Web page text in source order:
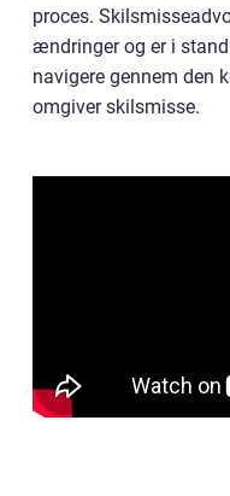
proces.
ændringer og er i
navigere gennem den
omgiver skilsmisse.